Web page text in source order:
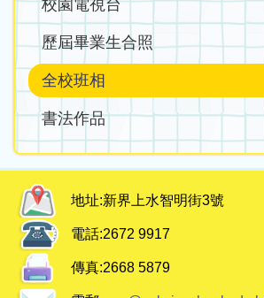
校園電視台
歷屆畢業生合照
全校班相
書法作品
地址:新界上水智明街3號
電話:2672 9917
傳真:2668 5879